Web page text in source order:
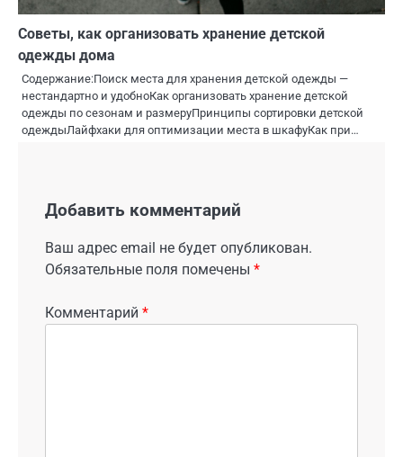
Советы, как организовать хранение детской
одежды дома
Содержание:Поиск места для хранения детской одежды —
нестандартно и удобноКак организовать хранение детской
одежды по сезонам и размеруПринципы сортировки детской
одеждыЛайфхаки для оптимизации места в шкафуКак при…
Добавить комментарий
Ваш адрес email не будет опубликован.
Обязательные поля помечены *
Комментарий *